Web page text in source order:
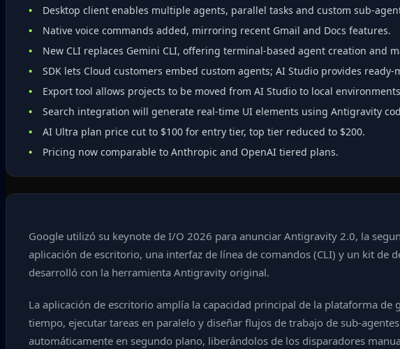
Desktop client enables multiple agents, parallel tasks and custom
Native voice commands added, mirroring recent Gmail and Docs features.
New CLI replaces Gemini CLI, offering terminal‑based agent creation and
SDK lets Cloud customers embed custom agents; AI Studio provides
Export tool allows projects to be moved from AI Studio to local
Search integration will generate real‑time UI elements using Antigravity
AI Ultra plan price cut to $100 for entry tier, top tier reduced to $200.
Pricing now comparable to Anthropic and OpenAI tiered plans.
Google utilizó su keynote de I/O 2026 para anunciar Antigravity 2.0, la
aplicación de escritorio, una interfaz de línea de comandos (CLI) y un kit
desarrolló con la herramienta Antigravity original.
La aplicación de escritorio amplía la capacidad principal de la plataforma
tiempo, ejecutar tareas en paralelo y diseñar flujos de trabajo de sub-
automáticamente en segundo plano, liberándolos de los disparadores